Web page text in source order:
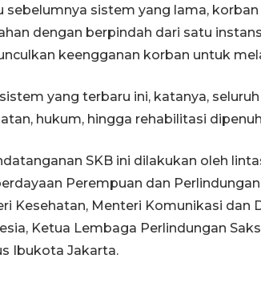
sebelumnya sistem yang lama,
dengan berpindah dari satu
keengganan korban untuk
yang terbaru ini, katanya,
hukum, hingga rehabilitasi
SKB ini dilakukan oleh
Perempuan dan
Kesehatan, Menteri Komunikasi dan
Ketua Lembaga Perlindungan
Ibukota Jakarta.